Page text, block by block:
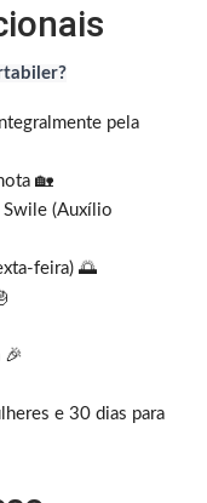
pela
🏡
(Auxílio
feira) 🌅
🎉
e 30 dias para